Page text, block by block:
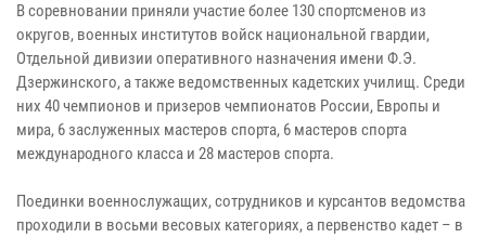
В соревновании приняли участие более 130 спортсменов из
округов, военных институтов войск национальной гвардии,
Отдельной дивизии оперативного назначения имени Ф.Э.
Дзержинского, а также ведомственных кадетских училищ. Среди
них 40 чемпионов и призеров чемпионатов России, Европы и
мира, 6 заслуженных мастеров спорта, 6 мастеров спорта
международного класса и 28 мастеров спорта.
Поединки военнослужащих, сотрудников и курсантов ведомства
проходили в восьми весовых категориях, а первенство кадет – в